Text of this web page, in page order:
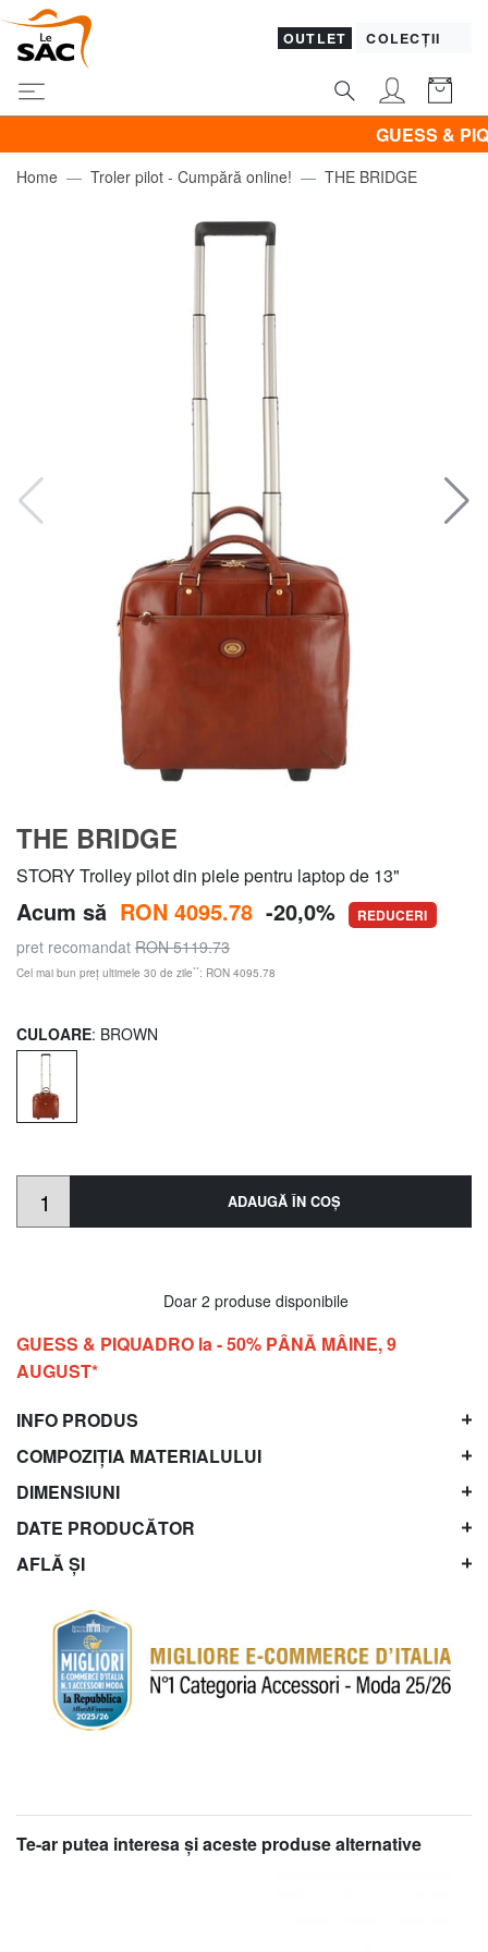
OUTLET COLECȚII
GUESS &
Home Troler pilot - Cumpără online! THE BRIDGE
THE BRIDGE
STORY Trolley pilot din piele pentru laptop de 13"
Acum să RON 4095.78 -20,0% REDUCERI
pret recomandat RON 5119.73
Cel mai bun preț ultimele 30 de zile**: RON 4095.78
CULOARE: BROWN
ADAUGĂ ÎN COŞ
Doar 2 produse disponibile
GUESS & PIQUADRO la - 50% PÂNĂ MÂINE, 9
AUGUST*
INFO PRODUS
COMPOZIȚIA MATERIALULUI
DIMENSIUNI
DATE PRODUCĂTOR
AFLĂ ȘI
Te-ar putea interesa şi aceste produse alternative